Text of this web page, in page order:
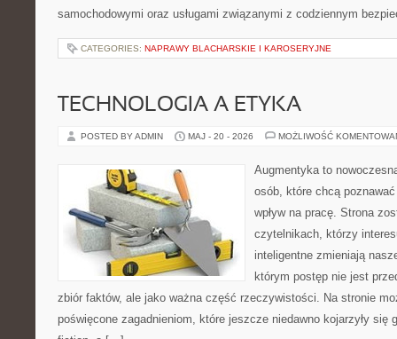
samochodowymi oraz usługami związanymi z codziennym
CATEGORIES: NAPRAWY BLACHARSKIE I KAROSERYJNE
TECHNOLOGIA A ETYKA
POSTED BY ADMIN MAJ - 20 - 2026 MOŻLIWOŚĆ
Augmentyka to
osób, które chcą
wpływ na pracę. Strona
czytelnikach, którzy
inteligentne zmieniają
którym postęp nie jest
zbiór faktów, ale jako ważna część rzeczywistości. Na stronie
poświęcone zagadnieniom, które jeszcze niedawno kojarzyły się